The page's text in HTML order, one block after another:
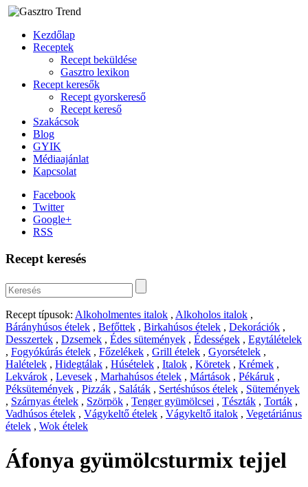
Kezdőlap
Receptek
Recept beküldése
Gasztro lexikon
Recept keresők
Recept gyorskereső
Recept kereső
Szakácsok
Blog
GYIK
Médiaajánlat
Kapcsolat
Facebook
Twitter
Google+
RSS
Recept keresés
Recept típusok: Alkoholmentes italok , Alkoholos italok ,
Bárányhúsos ételek , Befőttek , Birkahúsos ételek , Dekorációk ,
Desszertek , Dzsemek , Édes sütemények , Édességek , Egytálételek
, Fogyókúrás ételek , Főzelékek , Grill ételek , Gyorsételek ,
Halételek , Hidegtálak , Húsételek , Italok , Köretek , Krémek ,
Lekvárok , Levesek , Marhahúsos ételek , Mártások , Pékáruk ,
Péksütemények , Pizzák , Saláták , Sertéshúsos ételek , Sütemények
, Szárnyas ételek , Szörpök , Tenger gyümölcsei , Tészták , Torták ,
Vadhúsos ételek , Vágykeltő ételek , Vágykeltő italok , Vegetáriánus
ételek , Wok ételek
Áfonya gyümölcsturmix tejjel